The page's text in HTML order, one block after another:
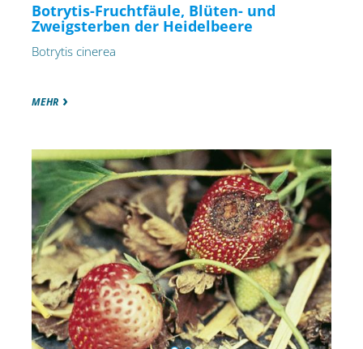
Botrytis-Fruchtfäule, Blüten- und
Zweigsterben der Heidelbeere
Botrytis cinerea
MEHR